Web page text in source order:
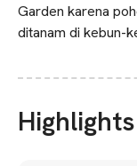
Garden karena
ditanam di kebun-
Highlights